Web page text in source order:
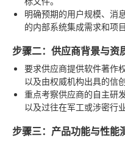
明确预期的用户规模、消
的内部系统集成需求和项
步骤二：供应商背景与资
要求供应商提供软件著作
以及由权威机构出具的信
重点考察供应商的自主研
以及过往在军工或涉密行
步骤三：产品功能与性能